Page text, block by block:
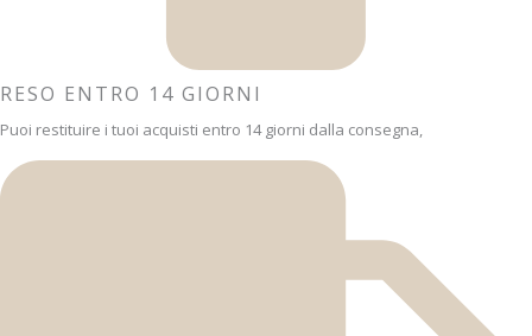
RESO ENTRO 14 GIORNI
Puoi restituire i tuoi acquisti entro 14 giorni dalla consegna,